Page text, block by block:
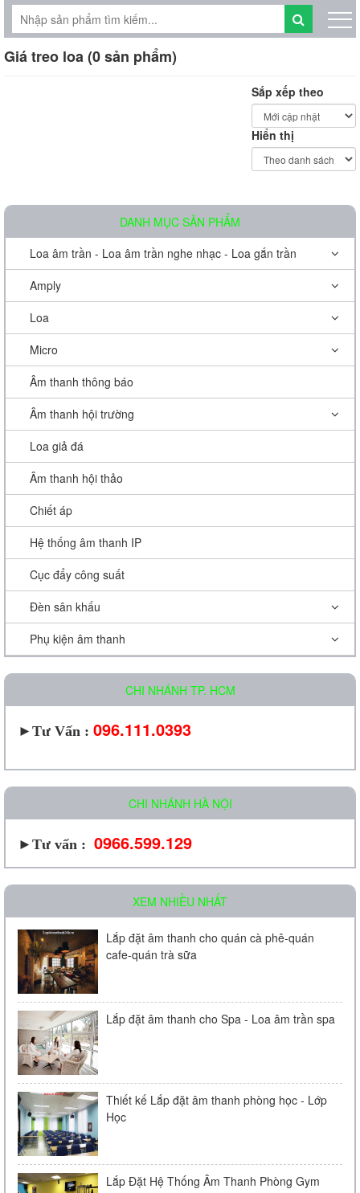
Giá treo loa (0 sản phẩm)
Sắp xếp theo
Hiển thị
DANH MỤC SẢN PHẨM
Loa âm trần - Loa âm trần nghe nhạc - Loa gắn trần
Amply
Loa
Micro
Âm thanh thông báo
Âm thanh hội trường
Loa giả đá
Âm thanh hội thảo
Chiết áp
Hệ thống âm thanh IP
Cục đẩy công suất
Đèn sân khấu
Phụ kiện âm thanh
CHI NHÁNH TP. HCM
► Tư Vấn : 096.111.0393
CHI NHÁNH HÀ NỘI
►Tư vấn : 0966.599.129
XEM NHIỀU NHẤT
Lắp đặt âm thanh cho quán cà phê-quán
cafe-quán trà sữa
Lắp đặt âm thanh cho Spa - Loa âm trần spa
Thiết kế Lắp đặt âm thanh phòng học - Lớp
Học
Lắp Đặt Hệ Thống Âm Thanh Phòng Gym